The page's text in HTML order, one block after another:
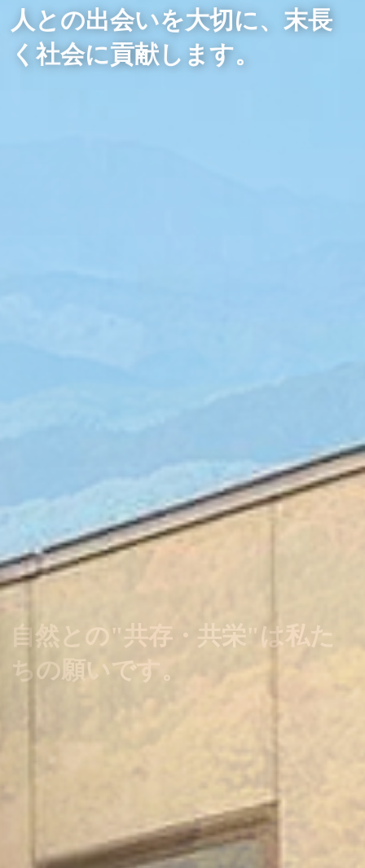
人との出会いを大切に、末長
く社会に貢献します。
自然との"共存・共栄"は私た
ちの願いです。